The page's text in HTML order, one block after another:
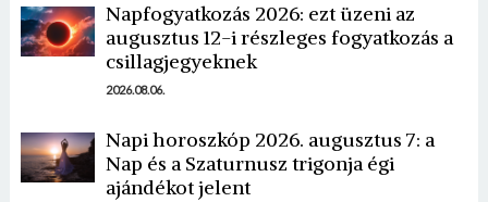
Napfogyatkozás 2026: ezt üzeni az
augusztus 12-i részleges fogyatkozás a
csillagjegyeknek
2026.08.06.
Napi horoszkóp 2026. augusztus 7: a
Nap és a Szaturnusz trigonja égi
ajándékot jelent
Borsonline bejelentkezés
E-mail cím vagy felhasználónév